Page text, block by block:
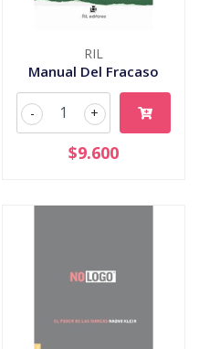
RIL
Manual Del Fracaso
+
-
$9.600